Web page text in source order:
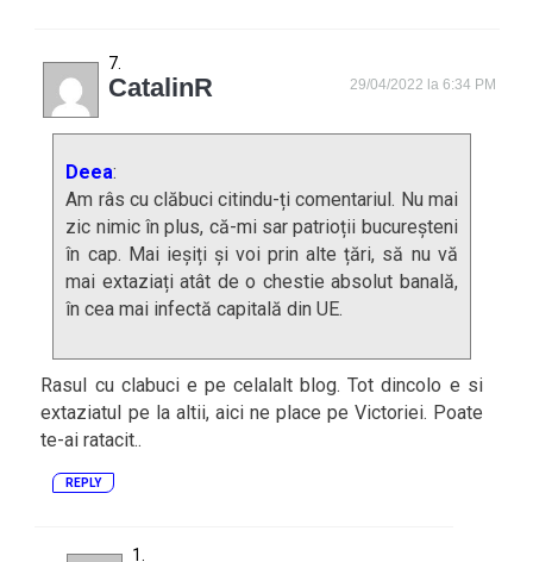
CatalinR 29/04/2022 la 6:34 PM
Deea:
Am râs cu clăbuci citindu-ți comentariul. Nu mai
zic nimic în plus, că-mi sar patrioții bucureșteni
în cap. Mai ieșiți și voi prin alte țări, să nu vă
mai extaziați atât de o chestie absolut banală,
în cea mai infectă capitală din UE.
Rasul cu clabuci e pe celalalt blog. Tot dincolo e si
extaziatul pe la altii, aici ne place pe Victoriei. Poate
te-ai ratacit..
REPLY